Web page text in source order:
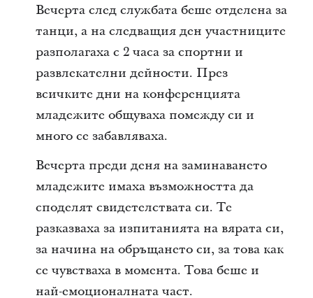
Вечерта след службата беше отделена за
танци, а на следващия ден участниците
разполагаха с 2 часа за спортни и
развлекателни дейности. През
всичките дни на конференцията
младежите общуваха помежду си и
много се забавляваха.
Вечерта преди деня на заминаването
младежите имаха възможността да
споделят свидетелствата си. Те
разказваха за изпитанията на вярата си,
за начина на обръщането си, за това как
се чувстваха в момента. Това беше и
най-емоционалната част.